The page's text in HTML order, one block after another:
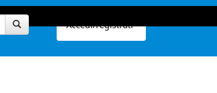
Accedi/registrati